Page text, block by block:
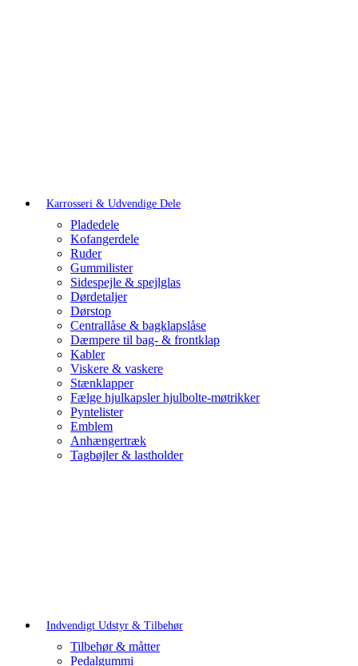
Karrosseri & Udvendige Dele
Pladedele
Kofangerdele
Ruder
Gummilister
Sidespejle & spejlglas
Dørdetaljer
Dørstop
Centrallåse & bagklapslåse
Dæmpere til bag- & frontklap
Kabler
Viskere & vaskere
Stænklapper
Fælge hjulkapsler hjulbolte-møtrikker
Pyntelister
Emblem
Anhængertræk
Tagbøjler & lastholder
Indvendigt Udstyr & Tilbehør
Tilbehør & måtter
Pedalgummi